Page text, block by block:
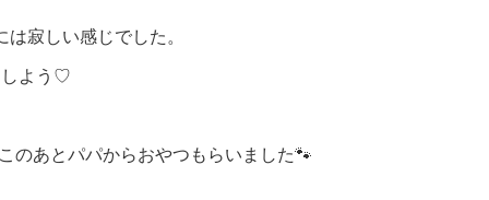
寂しい感じでした。
よう♡
のあとパパからおやつもらいました🐾